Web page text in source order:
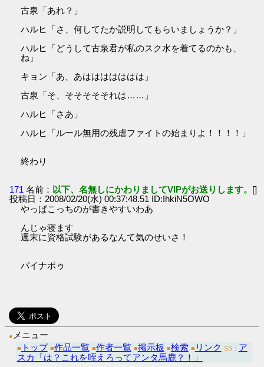
古泉「あれ？」
ハルヒ「さ、何してたか説明してもらいましょうか？」
ハルヒ「どうして古泉君が私のスク水を着てるのかも、
ね」
キョン「あ、あははははははは」
古泉「そ、そそそそそれは……」
ハルヒ「さあ」
ハルヒ「ルール無用の残虐ファイトの始まりよ！！！！」
終わり
171 名前： 以下、名無しにかわりましてVIPがお送りします。 []
投稿日：2008/02/20(水) 00:37:48.51 ID:IhkiN5OWO
やっぱこっちのが書きやすいわあ
んじゃ寝ます
週末に資格試験があるなんて気のせいさ！
パイナポゥ
● メニュー
■ トップ ■作品一覧 ■作者一覧 ■掲示板 ■検索 ■ リンク SS： ア
スカ「は？これを咥えろってアンタ馬鹿？！」